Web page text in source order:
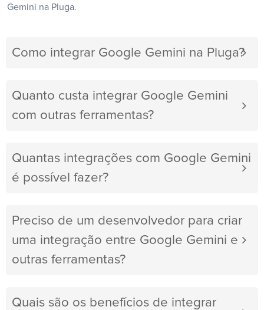
Gemini na Pluga.
Como integrar Google Gemini na Pluga?
Quanto custa integrar Google Gemini
com outras ferramentas?
Quantas integrações com Google Gemini
é possível fazer?
Preciso de um desenvolvedor para criar
uma integração entre Google Gemini e
outras ferramentas?
Quais são os benefícios de integrar